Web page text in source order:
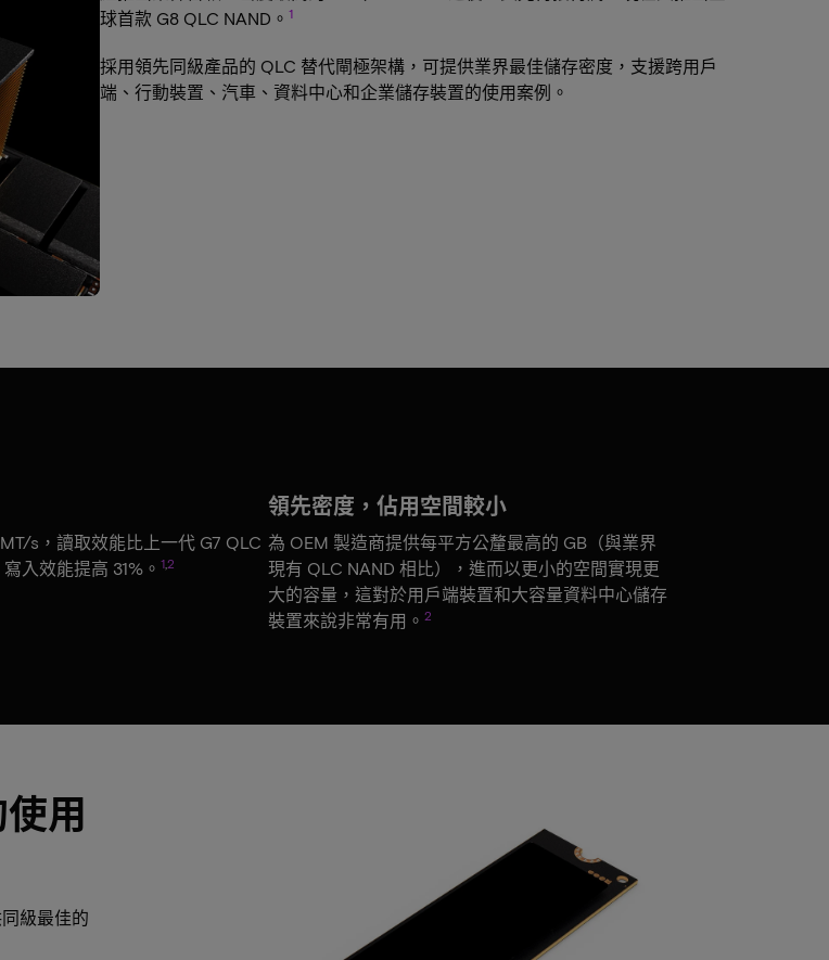
球首款 G8 QLC NAND。 1
採用領先同級產品的 QLC 替代閘極架構，可提供業界最佳儲存密度，支援跨用戶
端、行動裝置、汽車、資料中心和企業儲存裝置的使用案例。
s，讀取效能比上一代 G7 QLC
入效能提高 31%。1,2
領先密度，佔用空間較小
為 OEM 製造商提供每平方公釐最高的 GB（與業界
現有 QLC NAND 相比），進而以更小的空間實現更
大的容量，這對於用戶端裝置和大容量資料中心儲存
裝置來說非常有用。 2
用
級最佳的